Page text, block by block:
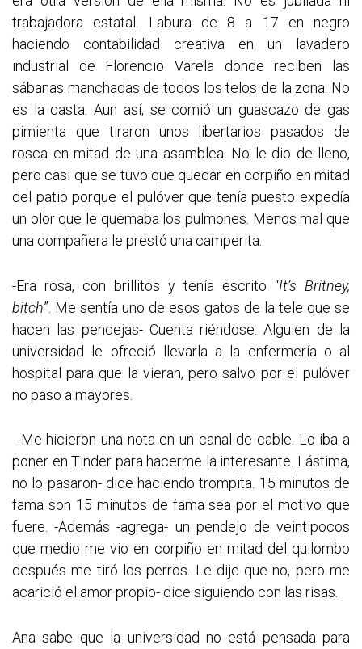
trabajadora estatal. Labura de 8 a 17 en negro
haciendo contabilidad creativa en un lavadero
industrial de Florencio Varela donde reciben las
sábanas manchadas de todos los telos de la zona. No
es la casta. Aun así, se comió un guascazo de gas
pimienta que tiraron unos libertarios pasados de
rosca en mitad de una asamblea. No le dio de lleno,
pero casi que se tuvo que quedar en corpiño en mitad
del patio porque el pulóver que tenía puesto expedía
un olor que le quemaba los pulmones. Menos mal que
una compañera le prestó una camperita.
-Era rosa, con brillitos y tenía escrito “It’s Britney,
bitch”. Me sentía uno de esos gatos de la tele que se
hacen las pendejas- Cuenta riéndose. Alguien de la
universidad le ofreció llevarla a la enfermería o al
hospital para que la vieran, pero salvo por el pulóver
no paso a mayores.
-Me hicieron una nota en un canal de cable. Lo iba a
poner en Tinder para hacerme la interesante. Lástima,
no lo pasaron- dice haciendo trompita. 15 minutos de
fama son 15 minutos de fama sea por el motivo que
fuere. -Además -agrega- un pendejo de veintipocos
que medio me vio en corpiño en mitad del quilombo
después me tiró los perros. Le dije que no, pero me
acarició el amor propio- dice siguiendo con las risas.
Ana sabe que la universidad no está pensada para